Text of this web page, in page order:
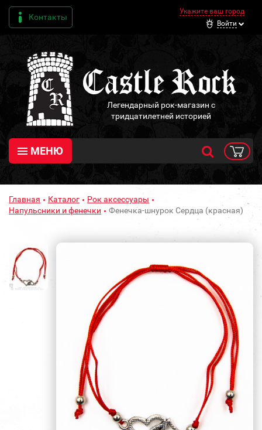
Контакты
Укажите ваш город
Войти
Легендарный рок-магазин с
тридцатилетней историей
МЕНЮ
Главная Каталог
Рок аксессуары
Напульсники и фенечки
Фенечка-шнурок Сердца (красная)